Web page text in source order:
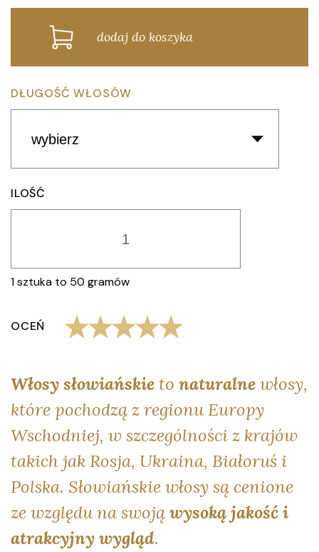
dodaj do koszyka
DŁUGOŚĆ WŁOSÓW
ILOŚĆ
1 sztuka to 50 gramów
OCEŃ
Włosy słowiańskieto naturalnewłosy,
które pochodzą z regionu Europy
Wschodniej, w szczególności z krajów
takich jak Rosja, Ukraina, Białoruś i
Polska. Słowiańskie włosy są cenione
ze względu na swojąwysoką jakość i
atrakcyjny wygląd.